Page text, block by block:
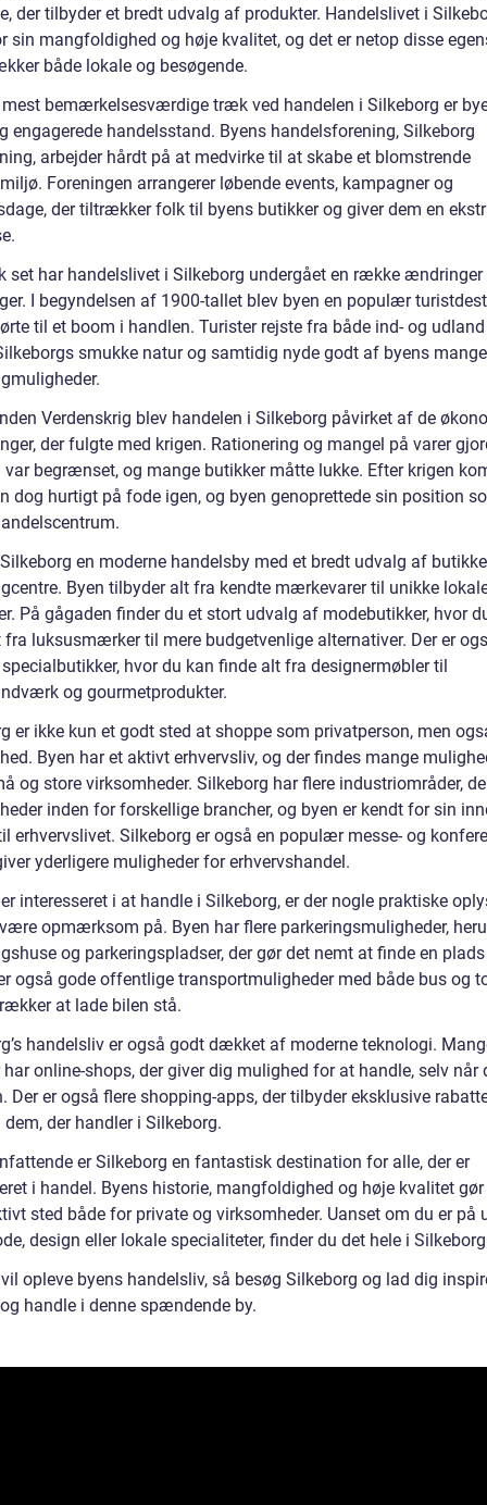
der tilbyder et bredt udvalg af produkter. Handelslivet i
sin mangfoldighed og høje kvalitet, og det er netop disse
både lokale og besøgende.
bemærkelsesværdige træk ved handelen i Silkeborg er
engagerede handelsstand. Byens handelsforening, Silkeborg
arbejder hårdt på at medvirke til at skabe et blomstrende
Foreningen arrangerer løbende events, kampagner og
der tiltrækker folk til byens butikker og giver dem en
set har handelslivet i Silkeborg undergået en række ændringer
I begyndelsen af 1900-tallet blev byen en populær
til et boom i handlen. Turister rejste fra både ind- og
smukke natur og samtidig nyde godt af byens mange
Verdenskrig blev handelen i Silkeborg påvirket af de
der fulgte med krigen. Rationering og mangel på varer
var begrænset, og mange butikker måtte lukke. Efter krigen
dog hurtigt på fode igen, og byen genoprettede sin position
en moderne handelsby med et bredt udvalg af
Byen tilbyder alt fra kendte mærkevarer til unikke
På gågaden finder du et stort udvalg af modebutikker, hvor
luksusmærker til mere budgetvenlige alternativer. Der er
hvor du kan finde alt fra designermøbler til
og gourmetprodukter.
er ikke kun et godt sted at shoppe som privatperson, men
Byen har et aktivt erhvervsliv, og der findes mange
og store virksomheder. Silkeborg har flere industriområder,
inden for forskellige brancher, og byen er kendt for sin
erhvervslivet. Silkeborg er også en populær messe- og
yderligere muligheder for erhvervshandel.
interesseret i at handle i Silkeborg, er der nogle praktiske
opmærksom på. Byen har flere parkeringsmuligheder,
og parkeringspladser, der gør det nemt at finde en
også gode offentlige transportmuligheder med både bus og
at lade bilen stå.
handelsliv er også godt dækket af moderne teknologi.
online-shops, der giver dig mulighed for at handle, selv når
Der er også flere shopping-apps, der tilbyder eksklusive
der handler i Silkeborg.
er Silkeborg en fantastisk destination for alle, der er
i handel. Byens historie, mangfoldighed og høje kvalitet
sted både for private og virksomheder. Uanset om du er på
design eller lokale specialiteter, finder du det hele i
opleve byens handelsliv, så besøg Silkeborg og lad dig
handle i denne spændende by.